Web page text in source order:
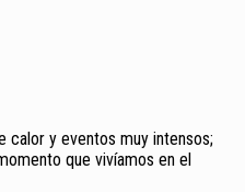
calor y eventos muy intensos;
que vivíamos en el